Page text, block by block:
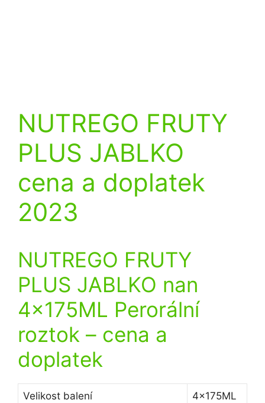
NUTREGO FRUTY
PLUS JABLKO
cena a doplatek
2023
NUTREGO FRUTY
PLUS JABLKO nan
4x175ML Perorální
roztok – cena a
doplatek
Velikost balení 4x175ML